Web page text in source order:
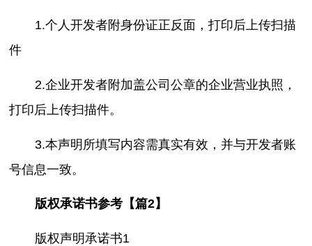
1.个人开发者附身份证正反面，打印后上传扫描
件
2.企业开发者附加盖公司公章的企业营业执照，
打印后上传扫描件。
3.本声明所填写内容需真实有效，并与开发者账
号信息一致。
版权承诺书参考【篇2】
版权声明承诺书1